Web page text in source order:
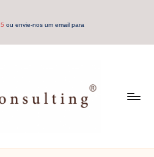
ou envie-nos um email para